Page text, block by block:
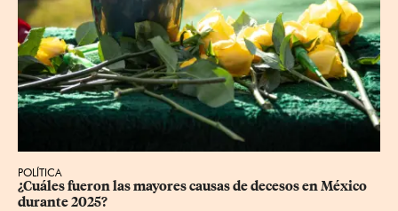
POLÍTICA
¿Cuáles fueron las mayores causas de decesos en México
durante 2025?